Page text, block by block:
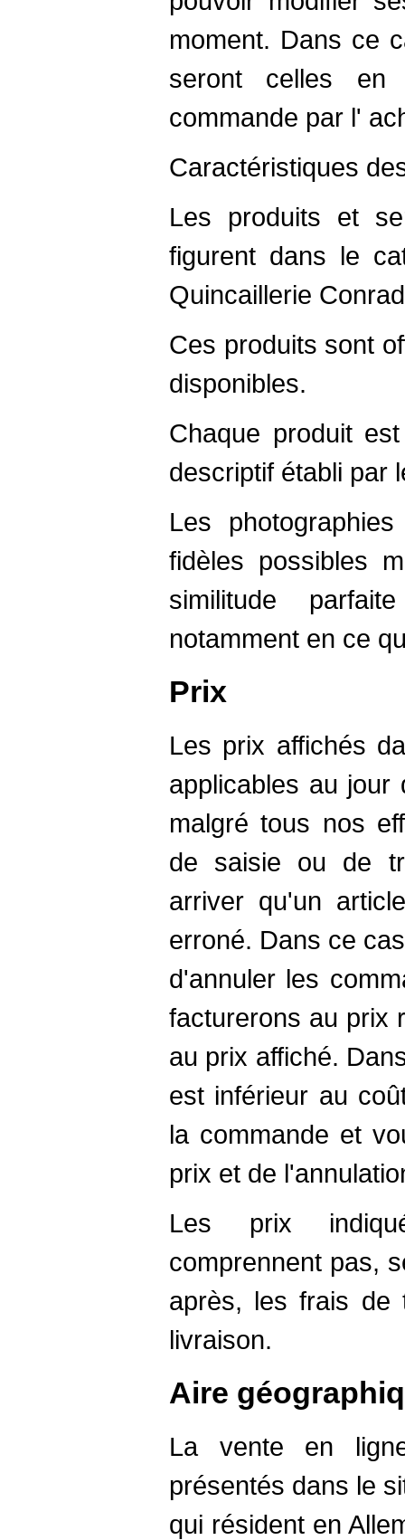
moment. Dans ce
seront celles
commande par l'
Caractéristiques
Les produits et
figurent dans le
Quincaillerie
Ces produits sont
disponibles.
Chaque produit
descriptif établi par
Les
fidèles possibles
similitude
notamment en ce
Prix
Les prix affichés
applicables au jour
malgré tous nos
de saisie ou de
arriver qu'un
erroné. Dans ce
d'annuler les
facturerons au prix
au prix affiché.
est inférieur au
la commande et
prix et de
Les prix
comprennent pas,
après, les frais de
livraison.
Aire
La vente en
présentés dans le
qui résident en